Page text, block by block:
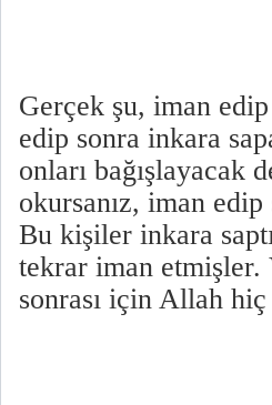
Gerçek şu, iman
edip sonra inkara
onları
okursanız, iman
Bu kişiler inkara
tekrar iman etmişler.
sonrası için Allah